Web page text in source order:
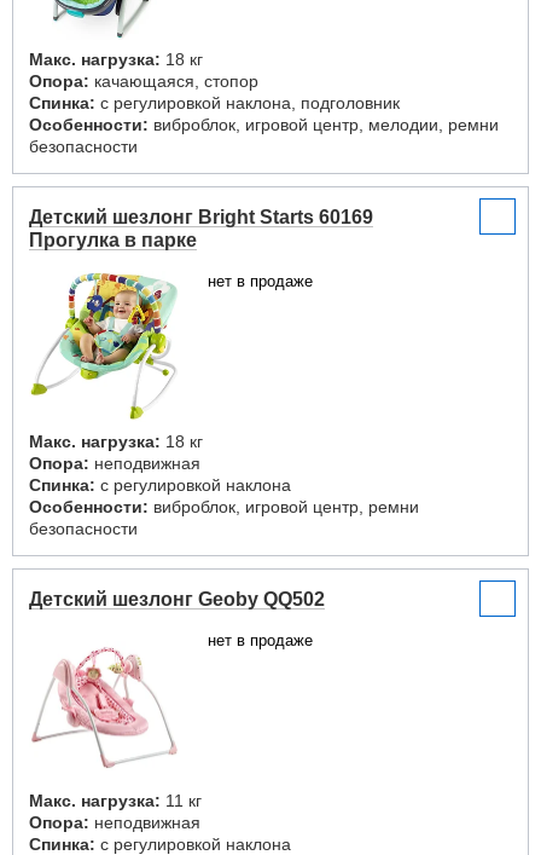
Макс. нагрузка: 18 кг
Опора: качающаяся, стопор
Спинка: с регулировкой наклона, подголовник
Особенности: виброблок, игровой центр, мелодии, ремни
безопасности
Детский шезлонг Bright Starts 60169
Прогулка в парке
нет в продаже
Макс. нагрузка: 18 кг
Опора: неподвижная
Спинка: с регулировкой наклона
Особенности: виброблок, игровой центр, ремни
безопасности
Детский шезлонг Geoby QQ502
нет в продаже
Макс. нагрузка: 11 кг
Опора: неподвижная
Спинка: с регулировкой наклона